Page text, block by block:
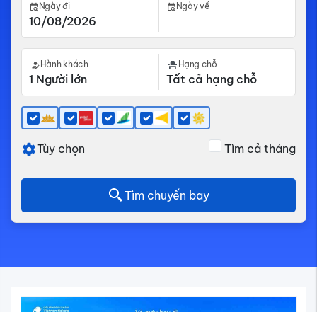
Ngày đi Ngày về
Hành khách Hạng chỗ
Tùy chọn Tìm cả tháng
Tìm chuyến bay